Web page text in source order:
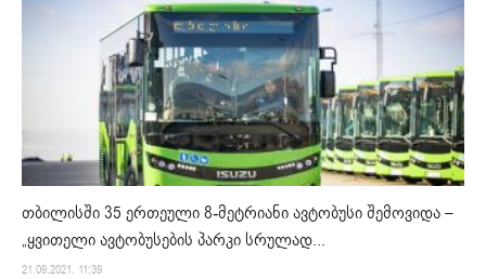
თბილისში 35 ერთეული 8-მეტრიანი ავტობუსი შემოვიდა –
„ყვითელი ავტობუსების პარკი სრულად...
21.09.2021. 11:39